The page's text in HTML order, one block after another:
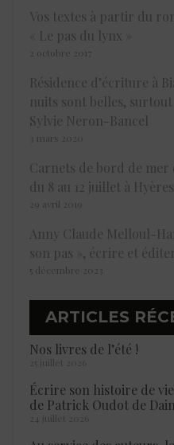
Vos textes à partir du
« Le pas du lynx »
2 octobre 2017
Résidence d’écriture à
nuits sont belles,
Sylvie Neron-Bancel
3 mars 2020
Carnets de bord de mer
du 8 au 12 juillet à Hyères
29 avril 2019
Anny Claude Melloul-
son pas », écrire et
5 décembre 2023
ARTICLES
Nos livres de l’été !
25 juillet 2026
Écrire son histoire de
de Patrick Oudot de
24 juillet 2026